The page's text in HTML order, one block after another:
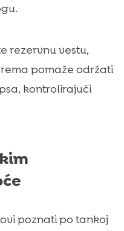
rezervnu vestu,
pomaže održati
kontrolirajući
poznati po tankoj